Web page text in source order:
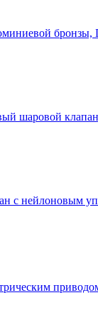
бронзы,
шаровой
с нейлоновым